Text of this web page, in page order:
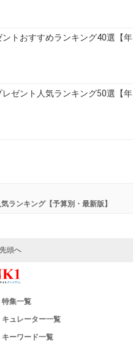
トおすすめランキング40選【年
ゼント人気ランキング50選【年
ランキング【予算別・最新版】
頭へ
特集一覧
キュレーター一覧
キーワード一覧